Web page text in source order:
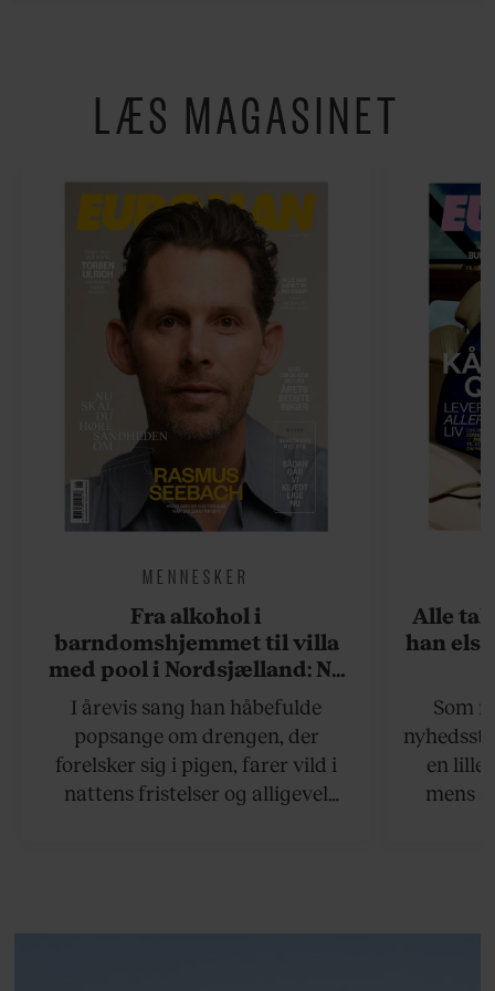
LÆS MAGASINET
MENNESKER
Fra alkohol i
barndomshjemmet til villa
med pool i Nordsjælland: Nu
skal du høre sandheden om
Rasmus Seebach
I årevis sang han håbefulde
popsange om drengen, der
forelsker sig i pigen, farer vild i
nattens fristelser og alligevel
Alle
han
Som
en lille
mens